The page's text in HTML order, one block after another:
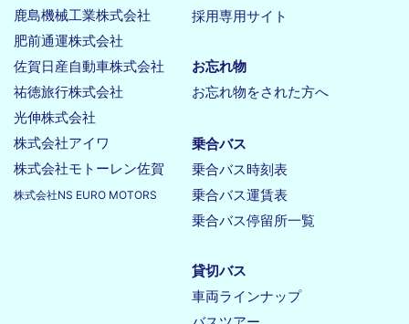
鹿島機械工業株式会社
肥前通運株式会社
佐賀日産自動車株式会社
祐徳旅行株式会社
光伸株式会社
株式会社アイワ
株式会社モトーレン佐賀
株式会社NS EURO MOTORS
採用専用サイト
お忘れ物
お忘れ物をされた方へ
乗合バス
乗合バス時刻表
乗合バス運賃表
乗合バス停留所一覧
貸切バス
車両ラインナップ